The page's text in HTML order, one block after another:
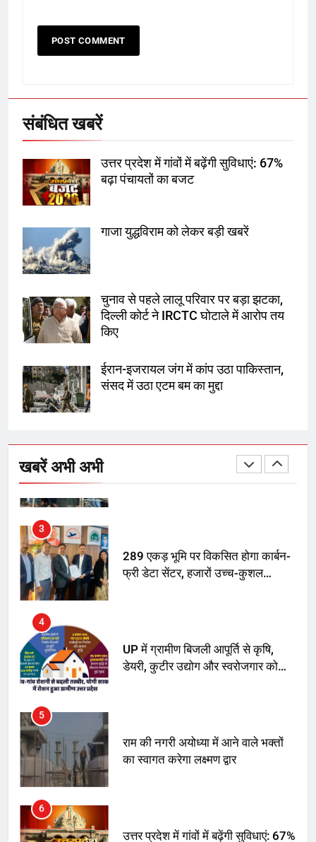
संबंधित खबरें
उत्तर प्रदेश में गांवों में बढ़ेंगी सुविधाएं: 67%
बढ़ा पंचायतों का बजट
गाजा युद्धविराम को लेकर बड़ी खबरें
चुनाव से पहले लालू परिवार पर बड़ा झटका,
दिल्ली कोर्ट ने IRCTC घोटाले में आरोप तय
किए
ईरान-इजरायल जंग में कांप उठा पाकिस्तान,
संसद में उठा एटम बम का मुद्दा
खबरें अभी अभी
7
गाजा युद्धविराम को लेकर बड़ी खबरें
8
तय किए
1
रोशन सिंह के नाम पर करने की मांग तेज
अमर शहीद ठाकुर रोशन सिंह के नाम पर
स्वरूप रानी नेहरू चिकित्सालय का
3
फ्री डेटा सेंटर, हजारों उच्च-कुशल
रोजगार सृजन की संभावना
4
डेयरी, कुटीर उद्योग और स्वरोजगार को
मिला बढ़ावा
का स्वागत करेगा लक्ष्मण द्वार
6
बढ़ा पंचायतों का बजट